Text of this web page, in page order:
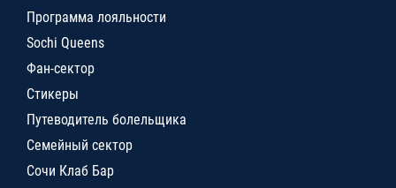
Программа лояльности
Sochi Queens
Фан-сектор
Стикеры
Путеводитель болельщика
Семейный сектор
Сочи Клаб Бар